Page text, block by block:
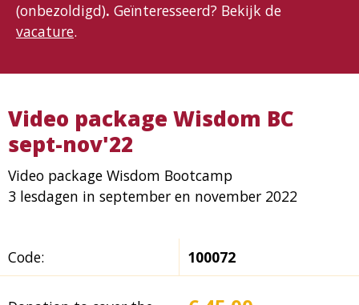
(onbezoldigd). Geïnteresseerd? Bekijk de
vacature.
Video package Wisdom BC
sept-nov'22
Video package Wisdom Bootcamp
3 lesdagen in september en november 2022
Code: 100072